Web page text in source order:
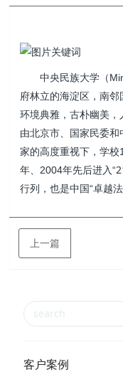
中央民族大学 （
府林立的海淀区，南邻
环境典雅，古朴幽美，
由北京市、国家民委和
家的高度重视下，学
年、2004年先后进入“
行列，也是中国“卓越
上一篇
客户案例